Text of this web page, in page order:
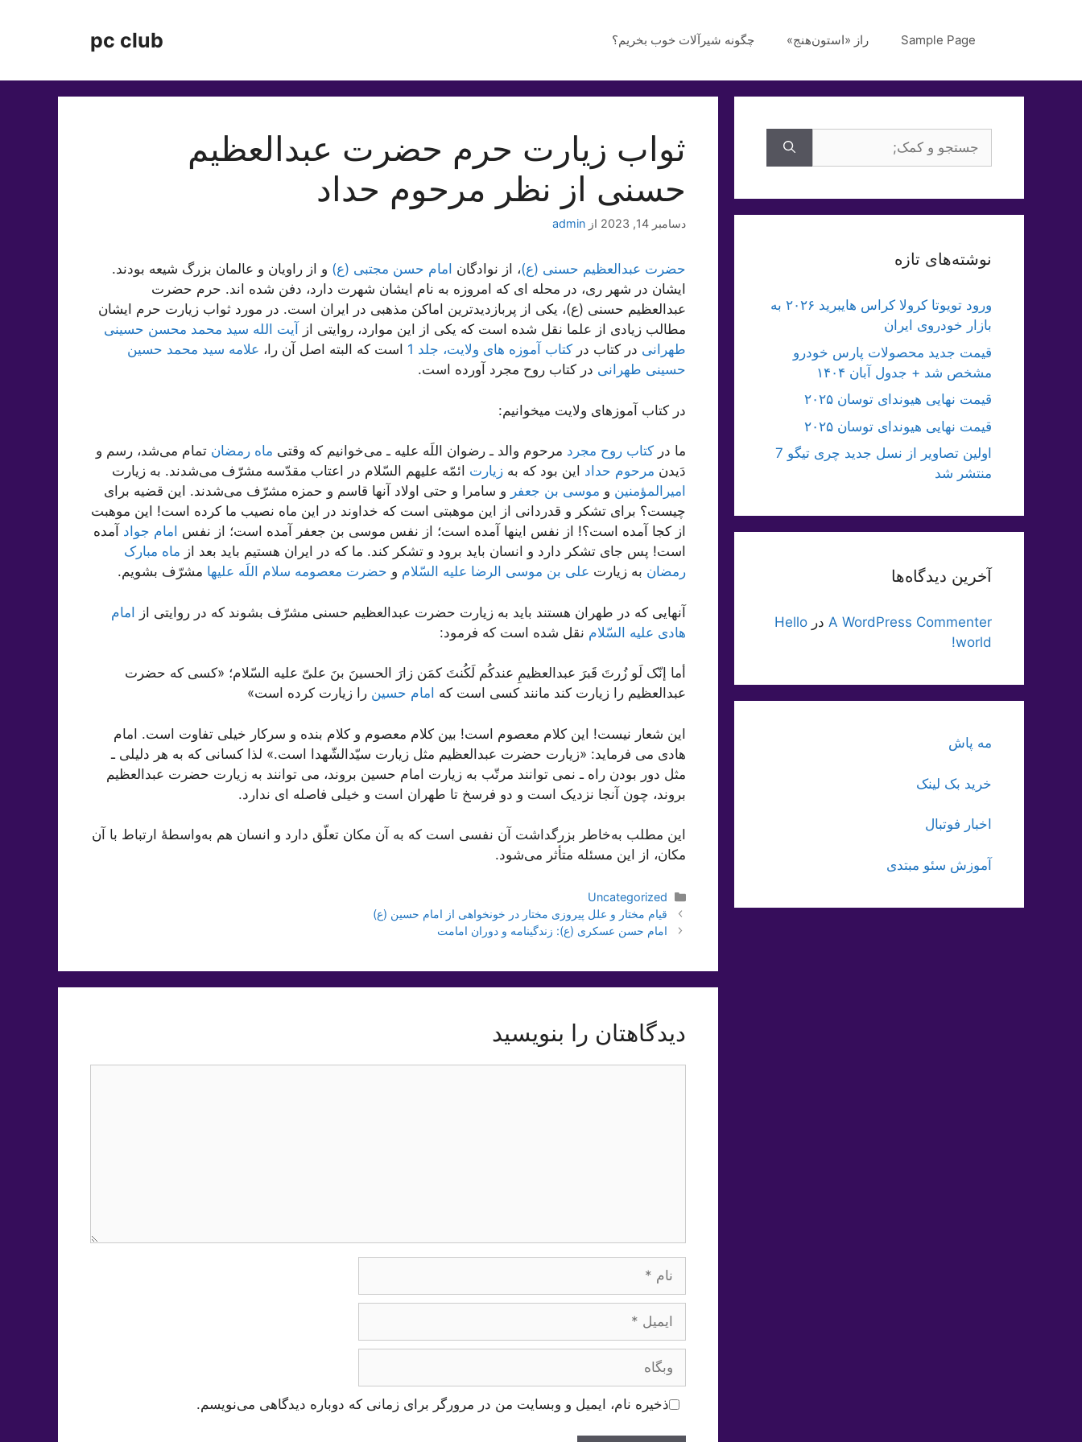
pc club Sample Page راز «استون‌هنج» چگونه شیرآلات خوب بخریم؟
ثواب زیارت حرم حضرت عبدالعظیم
حسنی از نظر مرحوم حداد
دسامبر 14, 2023 از admin
حضرت عبدالعظیم حسنی (ع)، از نوادگان امام حسن مجتبی (ع) و از راویان و عالمان بزرگ شیعه بودند.
ایشان در شهر ری، در محله ای که امروزه به نام ایشان شهرت دارد، دفن شده اند. حرم حضرت
عبدالعظیم حسنی (ع)، یکی از پربازدیدترین اماکن مذهبی در ایران است. در مورد ثواب زیارت حرم ایشان
مطالب زیادی از علما نقل شده است که یکی از این موارد، روایتی از
آیت الله سید محمد محسن حسینی
طهرانی در کتاب در کتاب آموزه های ولایت، جلد 1 است که البته اصل آن را، علامه سید محمد حسین
حسینی طهرانی در کتاب روح مجرد آورده است.
در کتاب آموزهای ولایت میخوانیم:
ما در کتاب روح مجرد مرحوم والد ـ رضوان اللَه علیه ـ می‌خوانیم که وقتی ماه رمضان تمام می‌شد، رسم و
دَیدن مرحوم حداد این بود که به زیارت ائمّه علیهم السّلام در اعتاب مقدّسه مشرّف می‌شدند. به زیارت
امیرالمؤمنین و موسی بن جعفر و سامرا و حتی اولاد آنها قاسم و حمزه مشرّف می‌شدند. این قضیه برای
چیست؟ برای تشکر و قدردانی از این موهبتی است که خداوند در این ماه نصیب ما کرده است! این موهبت
از کجا آمده است؟! از نفس اینها آمده است؛ از نفس موسی بن جعفر آمده است؛ از نفس امام جواد آمده
است! پس جای تشکر دارد و انسان باید برود و تشکر کند. ما که در ایران هستیم باید بعد از ماه مبارک
رمضان به زیارت علی بن موسی الرضا علیه السّلام و حضرت معصومه سلام اللَه علیها مشرّف بشویم.
آنهایی که در طهران هستند باید به زیارت حضرت عبدالعظیم حسنی مشرّف بشوند که در روایتی از امام
هادی علیه السّلام نقل شده است که فرمود:
أما إنّک لَو زُرتَ قَبرَ عبدالعظیمِ عندکُم لَکُنتَ کمَن زارَ الحسینَ بنَ علیّ علیه السّلام؛ «کسی که حضرت
عبدالعظیم را زیارت کند مانند کسی است که امام حسین را زیارت کرده است»
این شعار نیست! این کلام معصوم است! بین کلام معصوم و کلام بنده و سرکار خیلی تفاوت است. امام
هادی می فرماید: «زیارت حضرت عبدالعظیم مثل زیارت سیّدالشّهدا است.» لذا کسانی که به هر دلیلی ـ
مثل دور بودن راه ـ نمی توانند مرتّب به زیارت امام حسین بروند، می توانند به زیارت حضرت عبدالعظیم
بروند، چون آنجا نزدیک است و دو فرسخ تا طهران است و خیلی فاصله ای ندارد.
این مطلب به‌خاطر بزرگداشت آن نفسی است که به آن مکان تعلّق دارد و انسان هم به‌واسطۀ ارتباط با آن
مکان، از این مسئله متأثر می‌شود.
دسته‌ها
Uncategorized
قیام مختار و علل پیروزی مختار در خونخواهی از امام حسین (ع)
امام حسن عسکری (ع): زندگینامه و دوران امامت
دیدگاهتان را بنویسید
ایمیل
وبگاه
ذخیره نام، ایمیل و وبسایت من در مرورگر برای زمانی که دوباره دیدگاهی می‌نویسم.
برای:
نوشته‌های تازه
ورود تویوتا کرولا کراس هایبرید ۲۰۲۶ به
بازار خودروی ایران
قیمت جدید محصولات پارس خودرو
مشخص شد + جدول آبان ۱۴۰۴
قیمت نهایی هیوندای توسان ۲۰۲۵
قیمت نهایی هیوندای توسان ۲۰۲۵
اولین تصاویر از نسل جدید چری تیگو 7
منتشر شد
آخرین دیدگاه‌ها
A WordPress Commenter در Hello
world!
مه پاش
خرید بک لینک
اخبار فوتبال
آموزش سئو مبتدی